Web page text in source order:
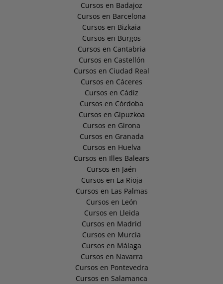
Cursos en Badajoz
Cursos en Barcelona
Cursos en Bizkaia
Cursos en Burgos
Cursos en Cantabria
Cursos en Castellón
Cursos en Ciudad Real
Cursos en Cáceres
Cursos en Cádiz
Cursos en Córdoba
Cursos en Gipuzkoa
Cursos en Girona
Cursos en Granada
Cursos en Huelva
Cursos en Illes Balears
Cursos en Jaén
Cursos en La Rioja
Cursos en Las Palmas
Cursos en León
Cursos en Lleida
Cursos en Madrid
Cursos en Murcia
Cursos en Málaga
Cursos en Navarra
Cursos en Pontevedra
Cursos en Salamanca